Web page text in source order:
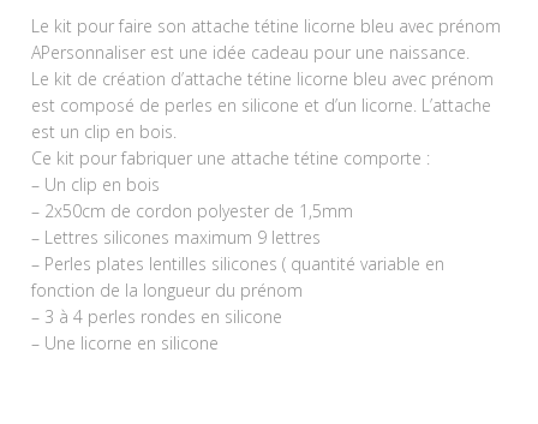
Le kit pour faire son attache tétine licorne bleu avec prénom
APersonnaliser est une idée cadeau pour une naissance.
Le kit de création d’attache tétine licorne bleu avec prénom
est composé de perles en silicone et d’un licorne. L’attache
est un clip en bois.
Ce kit pour fabriquer une attache tétine comporte :
– Un clip en bois
– 2x50cm de cordon polyester de 1,5mm
– Lettres silicones maximum 9 lettres
– Perles plates lentilles silicones ( quantité variable en
fonction de la longueur du prénom
– 3 à 4 perles rondes en silicone
– Une licorne en silicone